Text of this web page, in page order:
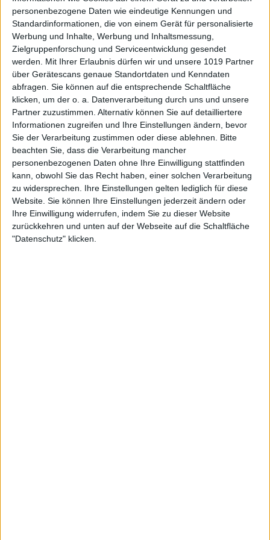
personenbezogene Daten wie eindeutige Kennungen und
Standardinformationen, die von einem Gerät für personalisierte
Werbung und Inhalte, Werbung und Inhaltsmessung,
Zielgruppenforschung und Serviceentwicklung gesendet
werden.
Mit Ihrer Erlaubnis dürfen wir und unsere 1019 Partner
über Gerätescans genaue Standortdaten und Kenndaten
abfragen. Sie können auf die entsprechende Schaltfläche
klicken, um der o. a. Datenverarbeitung durch uns und unsere
Partner zuzustimmen. Alternativ können Sie auf detailliertere
Informationen zugreifen und Ihre Einstellungen ändern, bevor
Sie der Verarbeitung zustimmen oder diese ablehnen.
Bitte
beachten Sie, dass die Verarbeitung mancher
personenbezogenen Daten ohne Ihre Einwilligung stattfinden
kann, obwohl Sie das Recht haben, einer solchen Verarbeitung
zu widersprechen. Ihre Einstellungen gelten lediglich für diese
Website. Sie können Ihre Einstellungen jederzeit ändern oder
Ihre Einwilligung widerrufen, indem Sie zu dieser Website
zurückkehren und unten auf der Webseite auf die Schaltfläche
"Datenschutz" klicken.